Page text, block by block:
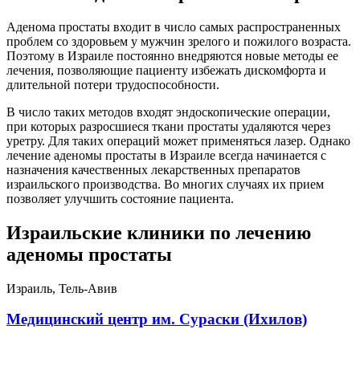
Аденома простаты входит в число самых распространенных
проблем со здоровьем у мужчин зрелого и пожилого возраста.
Поэтому в Израиле постоянно внедряются новые методы ее
лечения, позволяющие пациенту избежать дискомфорта и
длительной потери трудоспособности.
В число таких методов входят эндоскопические операции,
при которых разросшиеся ткани простаты удаляются через
уретру. Для таких операций может применяться лазер. Однако
лечение аденомы простаты в Израиле всегда начинается с
назначения качественных лекарственных препаратов
израильского производства. Во многих случаях их прием
позволяет улучшить состояние пациента.
Израильские клиники по лечению
аденомы простаты
Израиль, Тель-Авив
Медицинский центр им. Сураски (Ихилов)